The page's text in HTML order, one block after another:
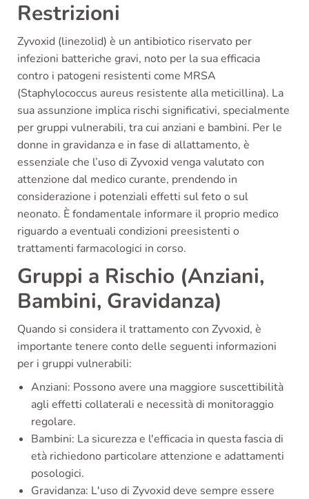
Restrizioni
Zyvoxid (linezolid) è un antibiotico riservato per
infezioni batteriche gravi, noto per la sua efficacia
contro i patogeni resistenti come MRSA
(Staphylococcus aureus resistente alla meticillina). La
sua assunzione implica rischi significativi, specialmente
per gruppi vulnerabili, tra cui anziani e bambini. Per le
donne in gravidanza e in fase di allattamento, è
essenziale che l’uso di Zyvoxid venga valutato con
attenzione dal medico curante, prendendo in
considerazione i potenziali effetti sul feto o sul
neonato. È fondamentale informare il proprio medico
riguardo a eventuali condizioni preesistenti o
trattamenti farmacologici in corso.
Gruppi a Rischio (Anziani,
Bambini, Gravidanza)
Quando si considera il trattamento con Zyvoxid, è
importante tenere conto delle seguenti informazioni
per i gruppi vulnerabili:
Anziani: Possono avere una maggiore suscettibilità
agli effetti collaterali e necessità di monitoraggio
regolare.
Bambini: La sicurezza e l'efficacia in questa fascia di
età richiedono particolare attenzione e adattamenti
posologici.
Gravidanza: L'uso di Zyvoxid deve sempre essere